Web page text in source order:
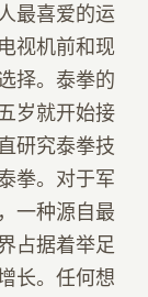
最喜爱的运
视机前和现
择。泰拳的
岁就开始接
研究泰拳技
拳。对于军
一种源自最
占据着举足
长。任何想